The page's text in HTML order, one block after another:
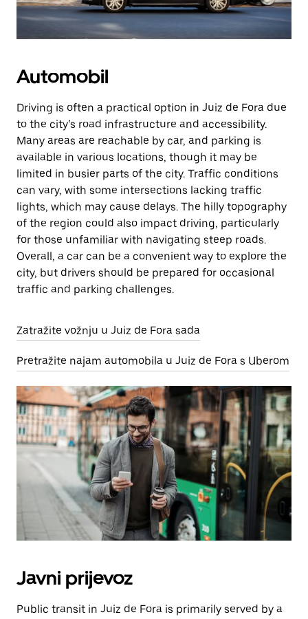
Automobil
Driving is often a practical option in Juiz de Fora due
to the city’s road infrastructure and accessibility.
Many areas are reachable by car, and parking is
available in various locations, though it may be
limited in busier parts of the city. Traffic conditions
can vary, with some intersections lacking traffic
lights, which may cause delays. The hilly topography
of the region could also impact driving, particularly
for those unfamiliar with navigating steep roads.
Overall, a car can be a convenient way to explore the
city, but drivers should be prepared for occasional
traffic and parking challenges.
Zatražite vožnju u Juiz de Fora sada
Pretražite najam automobila u Juiz de Fora s Uberom
Javni prijevoz
Public transit in Juiz de Fora is primarily served by a